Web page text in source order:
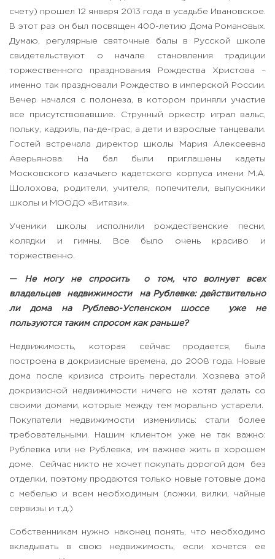
счету) прошел 12 января 2013 года в усадьбе Ивановское.
В этот раз он был посвящен 400-летию Дома Романовых.
Думаю, регулярные святочные балы в Русской школе
свидетельствуют о начале становления традиции
торжественного празднования Рождества Христова –
именно так праздновали Рождество в имперской России.
Вечер начался с полонеза, в котором приняли участие
все присутствовавшие. Струнный оркестр играл вальс,
польку, кадриль, па-де-грас, а дети и взрослые танцевали.
Гостей встречала директор школы Мария Алексеевна
Аверьянова. На бал были приглашены кадеты
Московского казачьего кадетского корпуса имени М.А.
Шолохова, родители, учителя, попечители, выпускники
школы и МООДО «Витязи».
Ученики школы исполнили рождественские песни,
колядки и гимны. Все было очень красиво и
торжественно.
— Не могу не спросить о том, что волнует всех
владельцев недвижимости на Рублевке: действительно
ли дома на Рублево-Успенском шоссе уже не
пользуются таким спросом как раньше?
Недвижимость, которая сейчас продается, была
построена в докризисные времена, до 2008 года. Новые
дома после кризиса строить перестали. Хозяева этой
докризисной недвижимости ничего не хотят делать со
своими домами, которые между тем морально устарели.
Покупатели недвижимости изменились: стали более
требовательными. Нашим клиентом уже не так важно:
Рублевка или не Рублевка, им важнее жить в хорошем
доме. Сейчас никто не хочет покупать дорогой дом без
отделки, поэтому продаются только новые готовые дома
с мебелью и всем необходимым (ложки, вилки, чайные
сервизы и т.д.)
Собственникам нужно наконец понять, что необходимо
вкладывать в свою недвижимость, если хочется ее